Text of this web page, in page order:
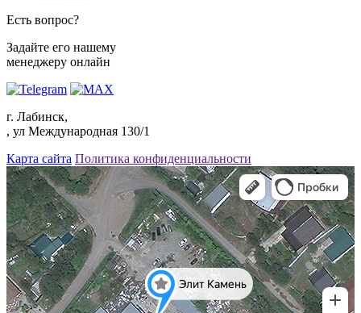
Есть вопрос?
Задайте его нашему
менеджеру онлайн
г. Лабинск,
, ул Международная 130/1
Карта сайта Политика конфиденциальности